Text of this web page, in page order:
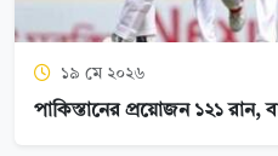
১৯ মে ২০২৬
পাকিস্তানের প্রয়োজন ১২১ রান,